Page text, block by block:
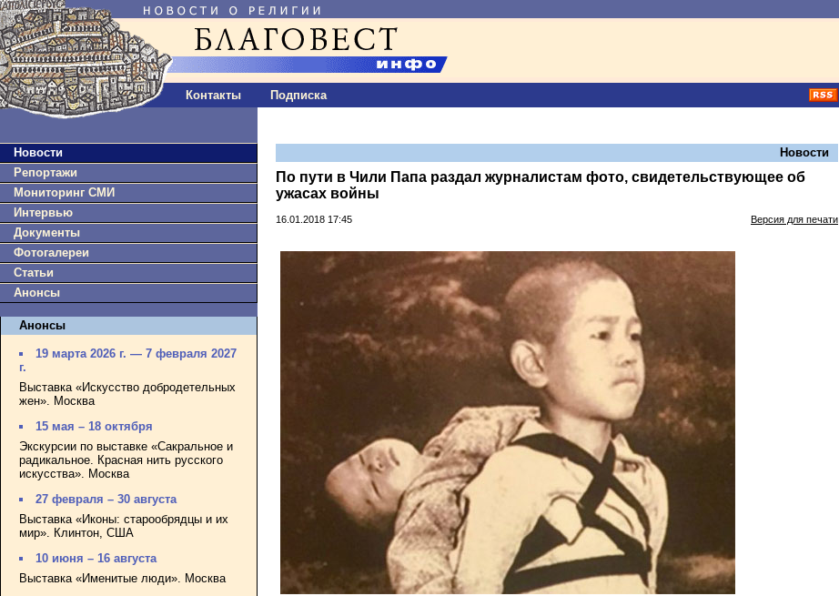
Контакты Подписка
Новости
Репортажи
Мониторинг СМИ
Интервью
Документы
Фотогалереи
Статьи
Анонсы
Анонсы
19 марта 2026 г. — 7 февраля 2027
г.
Выставка «Искусство добродетельных
жен». Москва
15 мая – 18 октября
Экскурсии по выставке «Сакральное и
радикальное. Красная нить русского
искусства». Москва
27 февраля – 30 августа
Выставка «Иконы: старообрядцы и их
мир». Клинтон, США
10 июня – 16 августа
Выставка «Именитые люди». Москва
Новости
По пути в Чили Папа раздал журналистам фото, свидетельствующее об
ужасах войны
16.01.2018 17:45 Версия для печати